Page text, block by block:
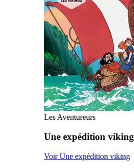
Les Aventureurs
Une expédition viking
Voir Une expédition viking